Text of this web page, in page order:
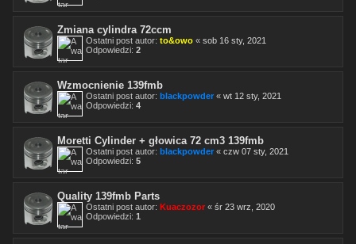
Zmiana cylindra 72ccm
Ostatni post autor: to&owo « sob 16 sty, 2021
Odpowiedzi: 2
Wzmocnienie 139fmb
Ostatni post autor: blackpowder « wt 12 sty, 2021
Odpowiedzi: 4
Moretti Cylinder + głowica 72 cm3 139fmb
Ostatni post autor: blackpowder « czw 07 sty, 2021
Odpowiedzi: 5
Quality 139fmb Parts
Ostatni post autor: Kuaczozor « śr 23 wrz, 2020
Odpowiedzi: 1